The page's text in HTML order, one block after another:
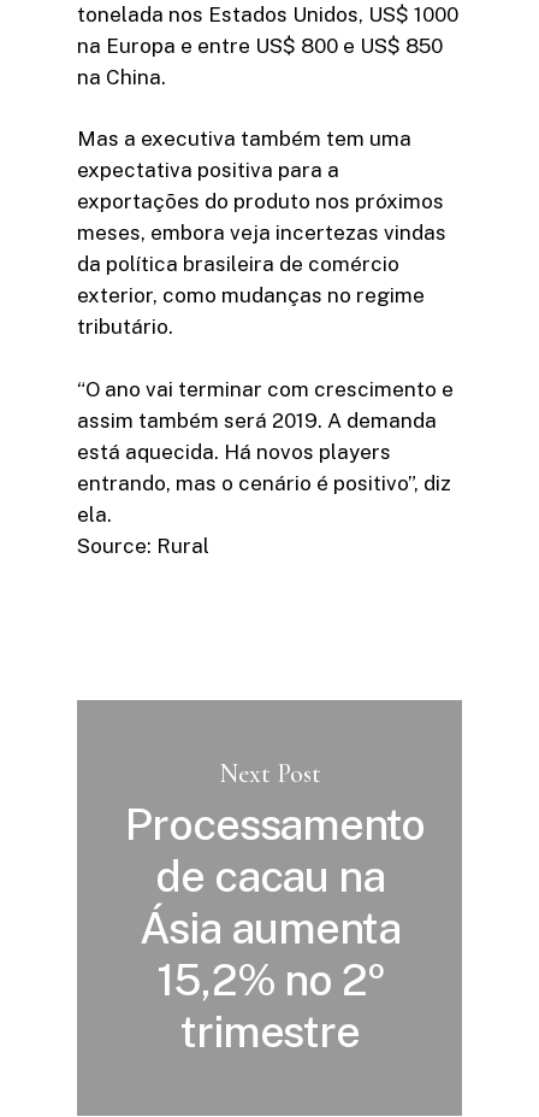
tonelada nos Estados Unidos, US$ 1000
na Europa e entre US$ 800 e US$ 850
na China.
Mas a executiva também tem uma
expectativa positiva para a
exportações do produto nos próximos
meses, embora veja incertezas vindas
da política brasileira de comércio
exterior, como mudanças no regime
tributário.
“O ano vai terminar com crescimento e
assim também será 2019. A demanda
está aquecida. Há novos players
entrando, mas o cenário é positivo”, diz
ela.
Source: Rural
Next Post
Processamento
de cacau na
Ásia aumenta
15,2% no 2º
trimestre